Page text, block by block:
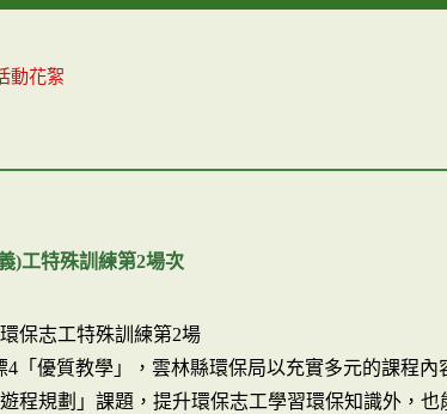
動花絮
)工特殊訓練第2場次
保志工特殊訓練第2場
4「優質教學」，雲林縣環保局以充實多元的課程內
程規劃」課題，提升環保志工學習環保知識外，